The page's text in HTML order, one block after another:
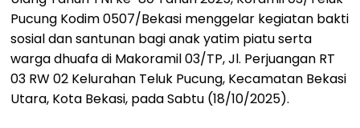
Pucung Kodim 0507/Bekasi menggelar kegiatan bakti
sosial dan santunan bagi anak yatim piatu serta
warga dhuafa di Makoramil 03/TP, Jl. Perjuangan RT
03 RW 02 Kelurahan Teluk Pucung, Kecamatan Bekasi
Utara, Kota Bekasi, pada Sabtu (18/10/2025).